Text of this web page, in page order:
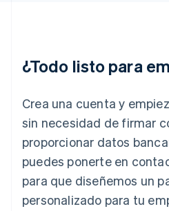
¿Todo listo para
Crea una cuenta y
sin necesidad de firmar
proporcionar datos
puedes ponerte en
para que diseñemos un
personalizado para tu
India
English
English
Italia
Japón
日本語 English
Letonia
English
Liechtenstein